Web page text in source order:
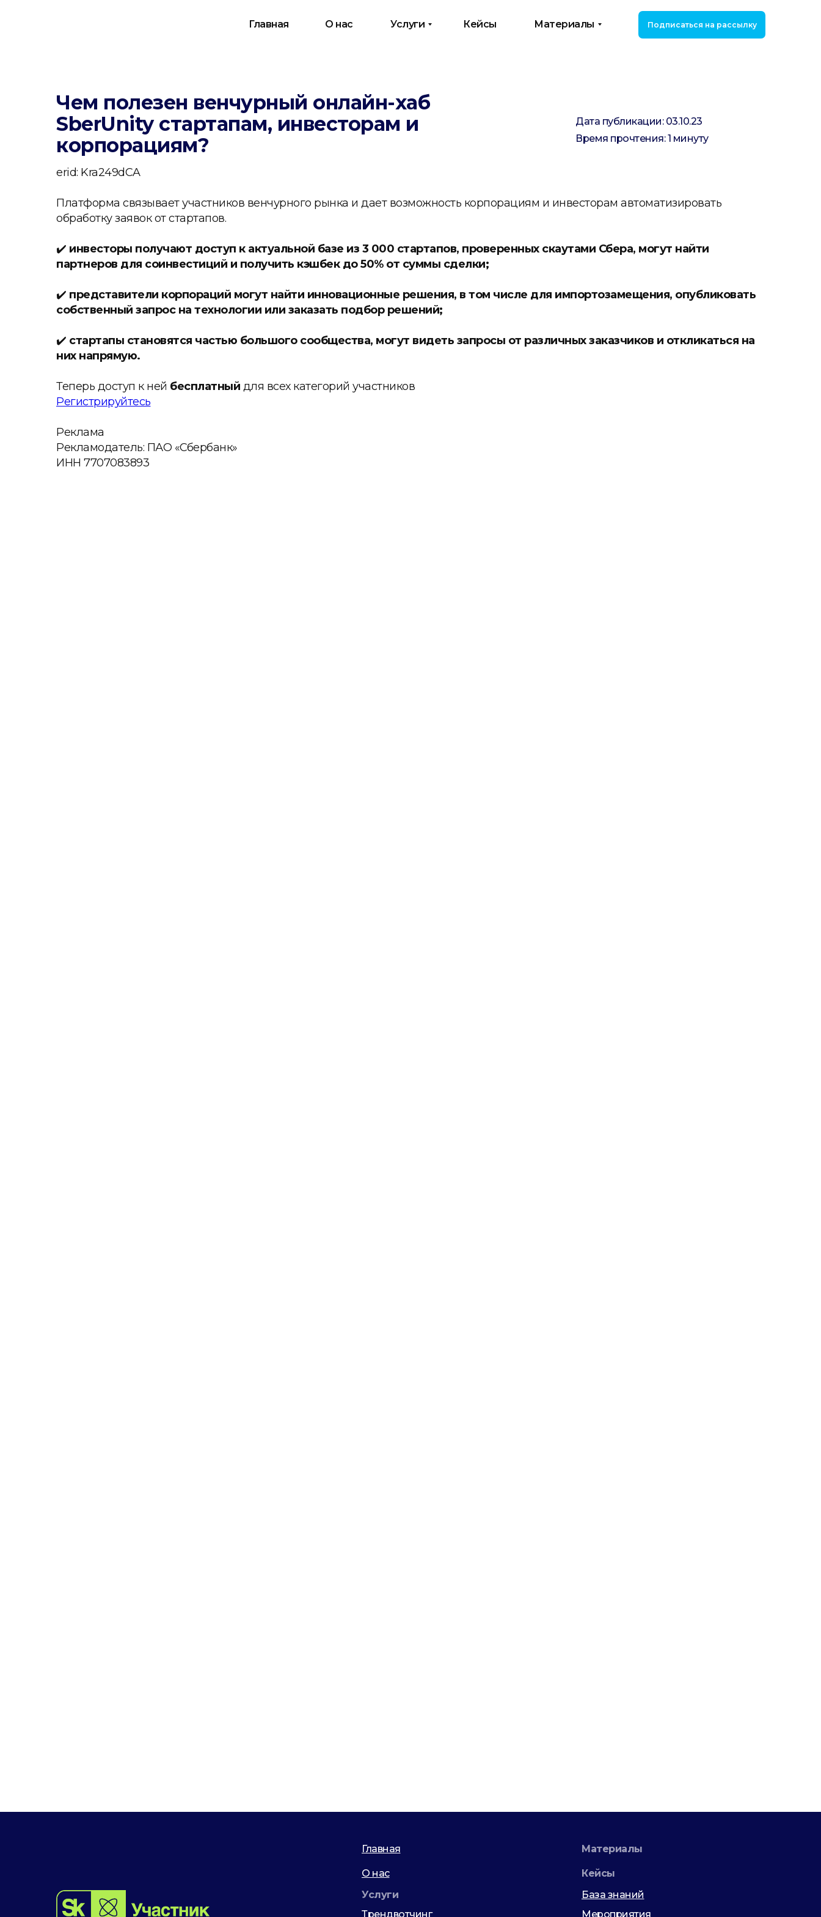
Главная О нас Услуги Материалы
Кейсы Подписаться на рассылку
Чем полезен венчурный онлайн-хаб
SberUnity стартапам, инвесторам и
корпорациям?
Дата публикации: 03.10.23
Время прочтения: 1 минуту
erid: Kra249dCA
Платформа связывает участников венчурного рынка и дает возможность корпорациям и инвесторам автоматизировать
обработку заявок от стартапов.
✔️ инвесторы получают доступ к актуальной базе из 3 000 стартапов, проверенных скаутами Сбера, могут найти
партнеров для соинвестиций и получить кэшбек до 50% от суммы сделки;
✔️ представители корпораций могут найти инновационные решения, в том числе для импортозамещения, опубликовать
собственный запрос на технологии или заказать подбор решений;
✔️ стартапы становятся частью большого сообщества, могут видеть запросы от различных заказчиков и откликаться на
них напрямую.
Теперь доступ к ней бесплатный для всех категорий участников
Регистрируйтесь
Реклама
Рекламодатель: ПАО «Сбербанк»
ИНН 7707083893
Главная
О нас
Трендвотчинг
Услуги
Материалы
Кейсы
База знаний
Мероприятия